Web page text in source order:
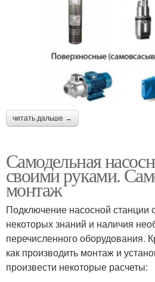
читать дальше →
Самодельная
своими руками.
монтаж
Подключение насосной станции
некоторых знаний и наличия
перечисленного оборудования.
как производить монтаж и
произвести некоторые расчеты: